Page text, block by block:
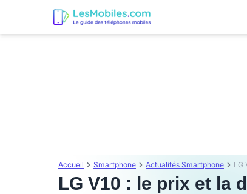
Accueil Smartphone Actualités Smartphone LG
LG V10 : le prix et la